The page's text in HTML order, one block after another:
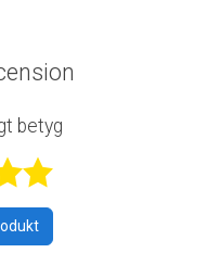
betyg
Betygsatt 5 av